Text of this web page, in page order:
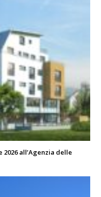
all’Agenzia delle